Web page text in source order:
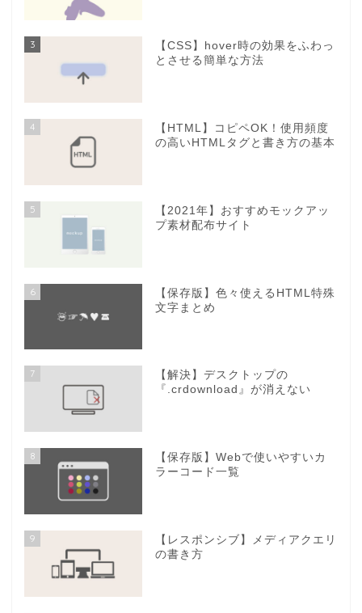
3
【CSS】hover時の効果をふわっ
とさせる簡単な方法
4
【HTML】コピペOK！使用頻度
の高いHTMLタグと書き方の基本
5
【2021年】おすすめモックアッ
プ素材配布サイト
6
【保存版】色々使えるHTML特殊
文字まとめ
7
【解決】デスクトップの
『.crdownload』が消えない
8
【保存版】Webで使いやすいカ
ラーコード一覧
9
【レスポンシブ】メディアクエリ
の書き方